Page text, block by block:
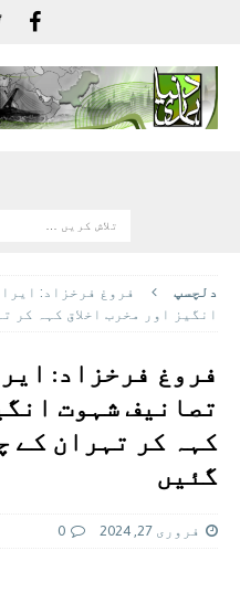
دلچسپ
فروغ فرخزاد:
انگیز اور مخرب اخلاق کہہ کر
فروغ فرخزاد:
تصانیف شہوت
کہہ کر تہران کے
گئیں
فروری 27, 2024 0